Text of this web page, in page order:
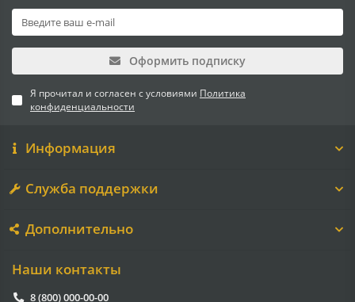
Оформить подписку
Я прочитал и согласен с условиями Политика
конфиденциальности
Информация
Служба поддержки
Дополнительно
Наши контакты
8 (800) 000-00-00